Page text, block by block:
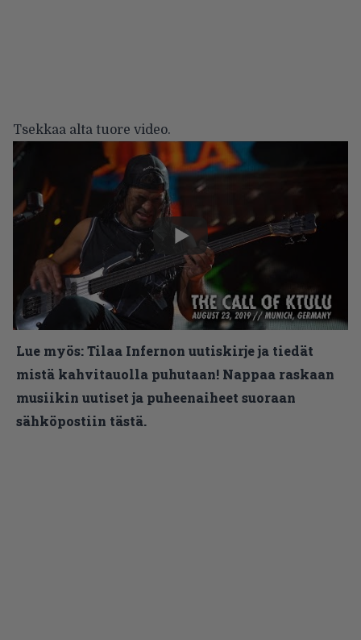
Tsekkaa alta tuore video.
Lue myös:Tilaa Infernon uutiskirje ja tiedät
mistä kahvitauolla puhutaan! Nappaa raskaan
musiikin uutiset ja puheenaiheet suoraan
sähköpostiin tästä.